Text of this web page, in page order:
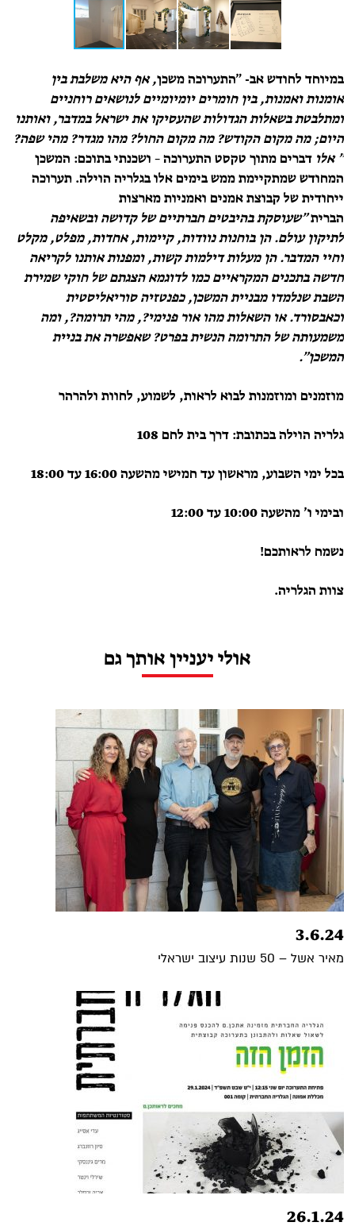
במיוחד לחודש אב- ״התערוכהמשכן, אף היא משלבת בין
אומנות ואמנות, בין חומרים יומיומיים לנושאים רוחניים
ומתלבטת בשאלות הגדולות שהעסיקו את ישראל במדבר, ואותנו
היום; מה מקום הקודש? מה מקום החול? מהו מגדר? מהי שפה?
״ אלו דברים מתוך טקסט התערוכה – ושכנתי בתוכם: המשכן
המחודששמתקיימת ממש בימים אלו בגלריה הוילה. תערוכה
ייחודית של קבוצת אמנים ואמניות מארצות
הברית״שעוסקתבהיבטים חברתיים של קדושה ובשאיפה
לתיקון עולם. הן בוחנות נוודות, קיימות, אחדות, מפלט, מקלט
וחיי המדבר. הן מעלות דילמות קשות, ומפנות אותנו לקריאה
חדשה בתכנים המקראיים כמו לדוגמא הצגתם של חוקי שמירת
השבת שנלמדו מבניית המשכן, כפנטזיה סוריאליסטית
וכאבסורד. או השאלות מהו אור פנימי?, מהי תרומה?, ומה
משמעותה של התרומה הנשית בפרט? שאפשרה את בניית
המשכן״.
מוזמנים ומוזמנות לבוא לראות, לשמוע, לחוות ולהרהר
גלריה הוילה בכתובת: דרך בית לחם 108
בכל ימי השבוע, מראשון עד חמישי מהשעה 16:00 עד 18:00
ובימי ו׳ מהשעה 10:00 עד 12:00
נשמח לראותכם!
צוות הגלריה.
אולי יעניין אותך גם
3.6.24
מאיר אשל – 50 שנות עיצוב ישראלי
26.1.24